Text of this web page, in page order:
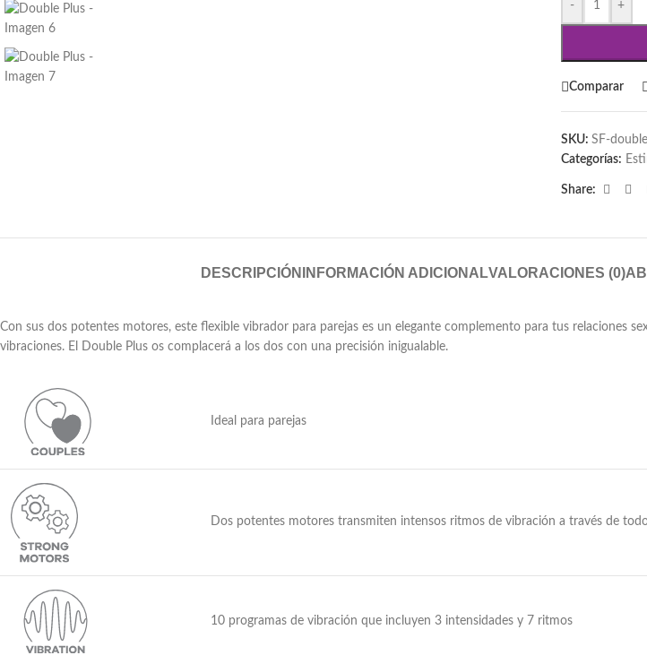
- +
Comparar
SKU: SF-
Categorías:
Share:
DESCRIPCIÓN INFORMACIÓN ADICIONALVALORACIONES (0)
Con sus dos potentes motores, este flexible vibrador para parejas es un elegante complemento para tus relaciones
vibraciones. El Double Plus os complacerá a los dos con una precisión inigualable.
Ideal para parejas
Dos potentes motores transmiten intensos ritmos de vibración a través de
10 programas de vibración que incluyen 3 intensidades y 7 ritmos